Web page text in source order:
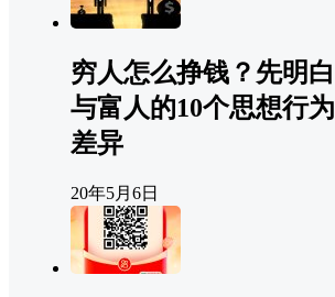
穷人怎么挣钱？先明白
与富人的10个思想行为
差异
20年5月6日